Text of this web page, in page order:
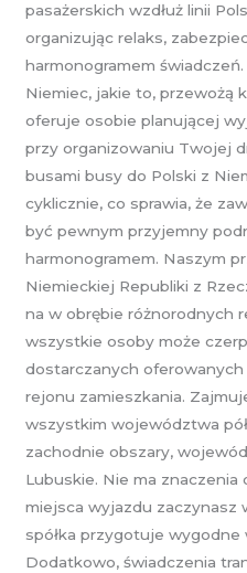
pasażerskich wzdłuż linii
organizując relaks,
harmonogramem
Niemiec, jakie to, przewożą
oferuje osobie planującej
przy organizowaniu Twojej
busami busy do Polski z
cyklicznie, co sprawia, że
być pewnym przyjemny
harmonogramem. Naszym
Niemieckiej Republiki z
na w obrębie różnorodnych
wszystkie osoby może
dostarczanych
rejonu zamieszkania.
wszystkim województwa
zachodnie obszary,
Lubuskie. Nie ma
miejsca wyjazdu zaczynasz
spółka przygotuje wygodne
Dodatkowo, świadczenia